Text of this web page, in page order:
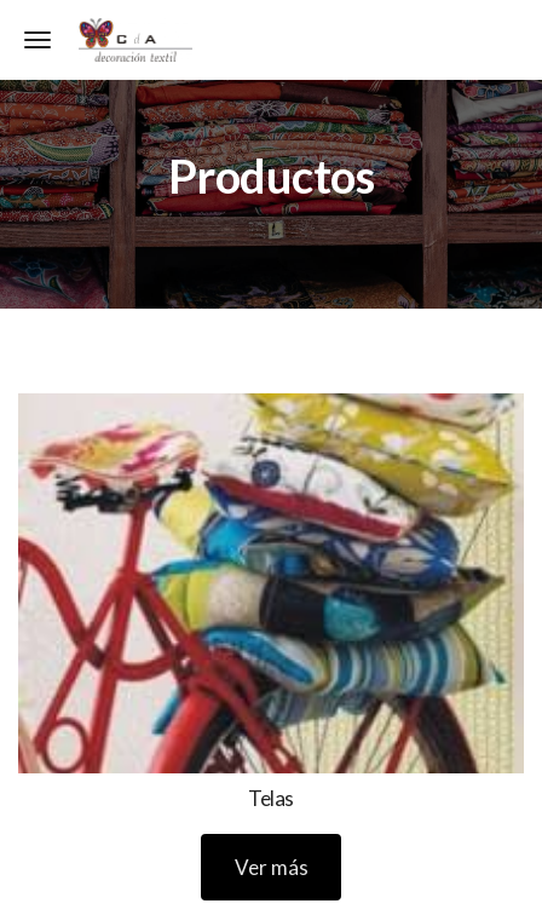
Toggle navigation
Productos
Telas
Ver más